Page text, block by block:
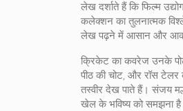
लेख दर्शाते हैं कि फिल्म
कलेक्शन का तुलनात्मक
लेख पढ़ने में आसान और
क्रिकेट का कवरेज उनके
पीठ की चोट, और रॉस टेलर
तस्वीर देख पाते हैं। संजय
खेल के भविष्य को समझना